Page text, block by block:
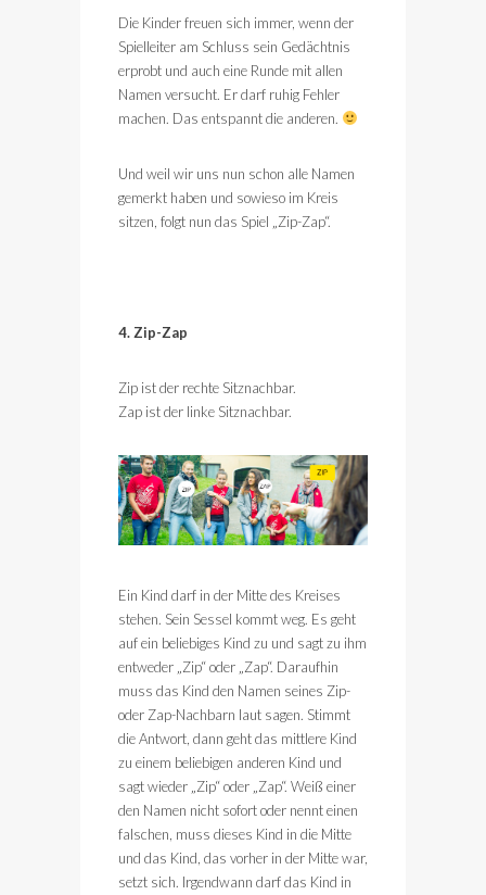
Die Kinder freuen sich immer, wenn der
Spielleiter am Schluss sein Gedächtnis
erprobt und auch eine Runde mit allen
Namen versucht. Er darf ruhig Fehler
machen. Das entspannt die anderen.
Und weil wir uns nun schon alle Namen
gemerkt haben und sowieso im Kreis
sitzen, folgt nun das Spiel „Zip-Zap“.
4. Zip-Zap
Zip ist der rechte Sitznachbar.
Zap ist der linke Sitznachbar.
Ein Kind darf in der Mitte des Kreises
stehen. Sein Sessel kommt weg. Es geht
auf ein beliebiges Kind zu und sagt zu ihm
entweder „Zip“ oder „Zap“. Daraufhin
muss das Kind den Namen seines Zip-
oder Zap-Nachbarn laut sagen. Stimmt
die Antwort, dann geht das mittlere Kind
zu einem beliebigen anderen Kind und
sagt wieder „Zip“ oder „Zap“. Weiß einer
den Namen nicht sofort oder nennt einen
falschen, muss dieses Kind in die Mitte
und das Kind, das vorher in der Mitte war,
setzt sich. Irgendwann darf das Kind in